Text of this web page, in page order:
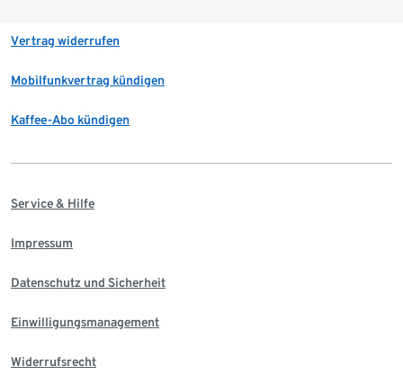
Vertrag widerrufen
Mobilfunkvertrag kündigen
Kaffee-Abo kündigen
Service & Hilfe
Impressum
Datenschutz und Sicherheit
Einwilligungsmanagement
Widerrufsrecht